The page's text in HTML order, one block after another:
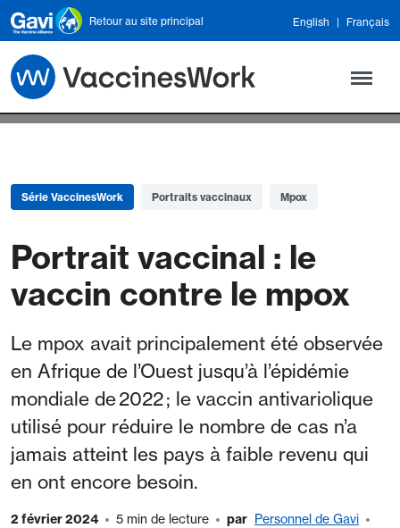
Skip to main content
Retour au site principal English Français
Série VaccinesWork Portraits vaccinaux Mpox
Portrait vaccinal : le
vaccin contre le mpox
Le mpox avait principalement été observée
en Afrique de l’Ouest jusqu’à l’épidémie
mondiale de 2022 ; le vaccin antivariolique
utilisé pour réduire le nombre de cas n’a
jamais atteint les pays à faible revenu qui
en ont encore besoin.
2 février 2024 5 min de lecture par Personnel de Gavi